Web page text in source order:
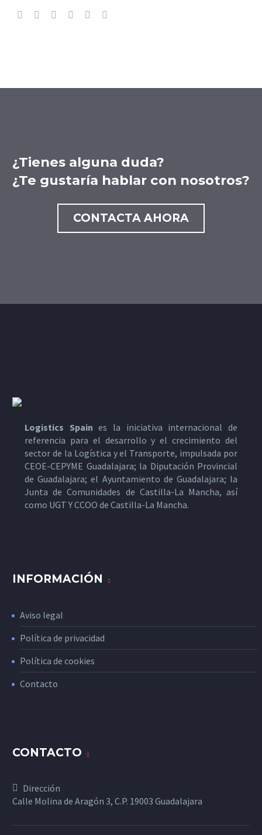
¿Tienes alguna duda?
¿Te gustaría hablar con nosotros?
CONTACTA AHORA
Logistics Spain es la iniciativa internacional de
referencia para el desarrollo y el crecimiento del
sector de la Logística y el Transporte, impulsada por
CEOE-CEPYME Guadalajara; la Diputación Provincial
de Guadalajara; el Ayuntamiento de Guadalajara; la
Junta de Comunidades de Castilla-La Mancha, así
como UGT Y CCOO de Castilla-La Mancha.
INFORMACIÓN
Aviso legal
Política de privacidad
Política de cookies
Contacto
CONTACTO
Dirección
Calle Molina de Aragón 3, C.P. 19003 Guadalajara